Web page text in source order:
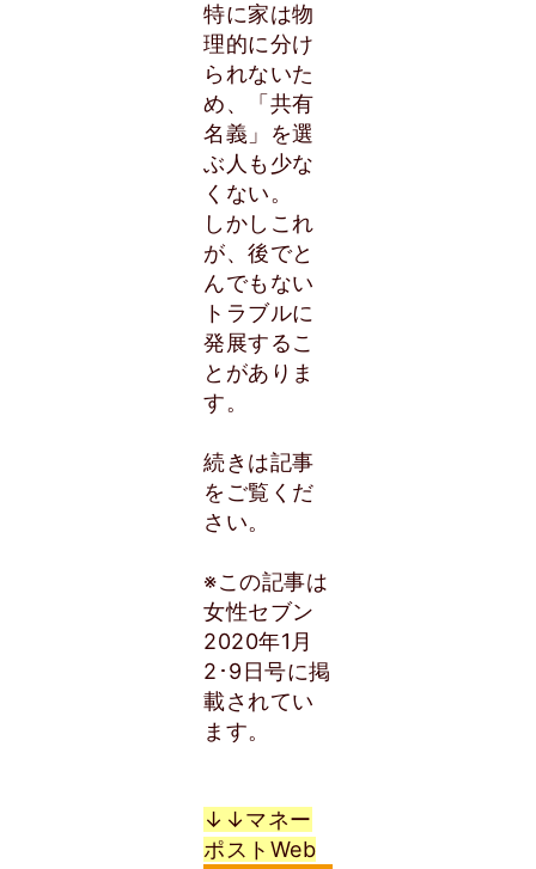
特に家は物
理的に分け
られないた
め、「共有
名義」を選
ぶ人も少な
くない。
しかしこれ
が、後でと
んでもない
トラブルに
発展するこ
とがありま
す。
続きは記事
をご覧くだ
さい。
※この記事は
女性セブン
2020年1月
2･9日号に掲
載されてい
ます。
↓↓マネー
ポストWeb